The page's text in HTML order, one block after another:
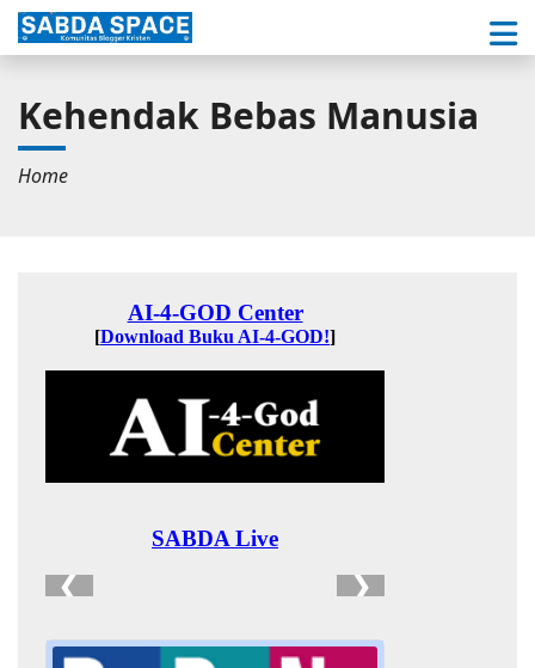
Kehendak Bebas Manusia
Home